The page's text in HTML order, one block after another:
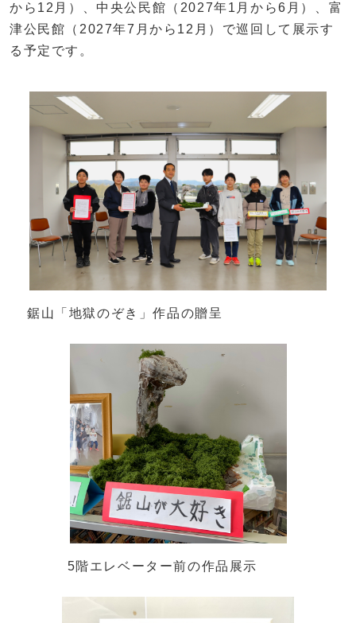
から12月）、中央公民館（2027年1月から6月）、富
津公民館（2027年7月から12月）で巡回して展示す
る予定です。
鋸山「地獄のぞき」作品の贈呈
5階エレベーター前の作品展示